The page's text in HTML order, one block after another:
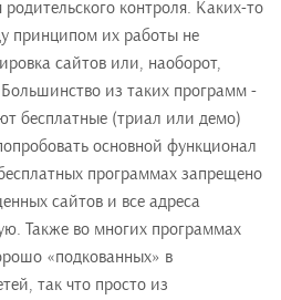
контроля. Каких-то
принципом их работы не
сайтов или, наоборот,
из таких программ -
бесплатные (триал или демо)
основной функционал
программах запрещено
сайтов и все адреса
Также во многих программах
«подкованных» в
так что просто из